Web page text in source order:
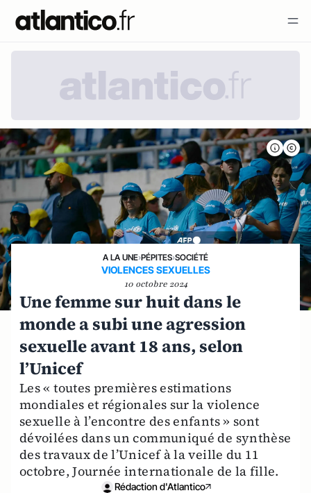
A LA UNE›PÉPITES›SOCIÉTÉ
VIOLENCES SEXUELLES
10 octobre 2024
Une femme sur huit dans le
monde a subi une agression
sexuelle avant 18 ans, selon
l’Unicef
Les « toutes premières estimations
mondiales et régionales sur la violence
sexuelle à l’encontre des enfants » sont
dévoilées dans un communiqué de synthèse
des travaux de l’Unicef à la veille du 11
octobre, Journée internationale de la fille.
Rédaction d'Atlantico